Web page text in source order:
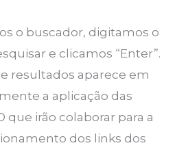
o buscador, digitamos o
e clicamos “Enter”.
resultados aparece em
a aplicação das
que irão colaborar para a
dos links dos